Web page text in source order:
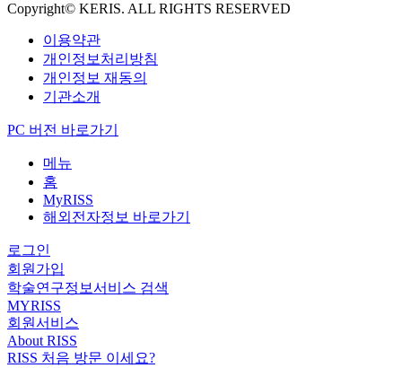
Copyright© KERIS. ALL RIGHTS RESERVED
이용약관
개인정보처리방침
개인정보 재동의
기관소개
PC 버전 바로가기
메뉴
홈
MyRISS
해외전자정보 바로가기
로그인
회원가입
학술연구정보서비스 검색
MYRISS
회원서비스
About RISS
RISS 처음 방문 이세요?